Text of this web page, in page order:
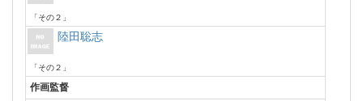
「その２」
陸田聡志
「その２」
作画監督